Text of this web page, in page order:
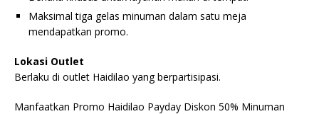
Maksimal tiga gelas minuman dalam satu meja
mendapatkan promo.
Lokasi Outlet
Berlaku di outlet Haidilao yang berpartisipasi.
Manfaatkan Promo Haidilao Payday Diskon 50% Minuman